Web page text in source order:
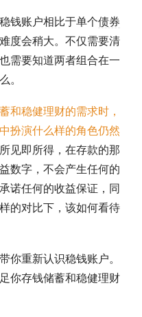
钱账户相比于单个债券
度会稍大。不仅需要清
需要知道两者组合在一
。
和稳健理财的需求时，
扮演什么样的角色仍然
见即所得，在存款的那
数字，不会产生任何的
诺任何的收益保证，同
的对比下，该如何看待
你重新认识稳钱账户。
你存钱储蓄和稳健理财